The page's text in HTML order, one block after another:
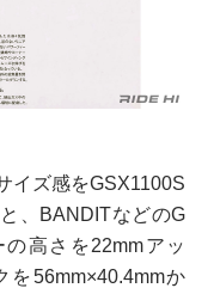
イズ感をGSX1100S
、BANDITなどのG
高さを22mmアッ
56mm×40.4mmか